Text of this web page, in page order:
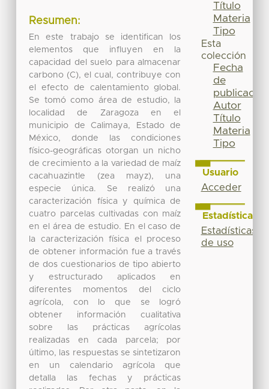
Resumen:
En este trabajo se identifican los
elementos que influyen en la
capacidad del suelo para almacenar
carbono (C), el cual, contribuye con
el efecto de calentamiento global.
Se tomó como área de estudio, la
localidad de Zaragoza en el
municipio de Calimaya, Estado de
México, donde las condiciones
físico-geográficas otorgan un nicho
de crecimiento a la variedad de maíz
cacahuazintle (zea mayz), una
especie única. Se realizó una
caracterización física y química de
cuatro parcelas cultivadas con maíz
en el área de estudio. En el caso de
la caracterización física el proceso
de obtener información fue a través
de dos cuestionarios de tipo abierto
y estructurado aplicados en
diferentes momentos del ciclo
agrícola, con lo que se logró
obtener información cualitativa
sobre las prácticas agrícolas
realizadas en cada parcela; por
último, las respuestas se sintetizaron
en un calendario agrícola que
detalla las fechas y prácticas
Título
Materia
Tipo
Esta
colección
Fecha
de
publicación
Autor
Título
Materia
Tipo
Usuario
Acceder
Estadísticas
Estadísticas
de uso